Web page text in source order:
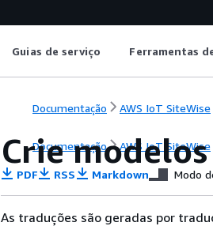
Guias de serviço Ferramentas
Documentação AWS IoT SiteWise
Documentação AWS IoT SiteWise
Crie
PDF RSS Markdown Modo
As traduções são geradas por